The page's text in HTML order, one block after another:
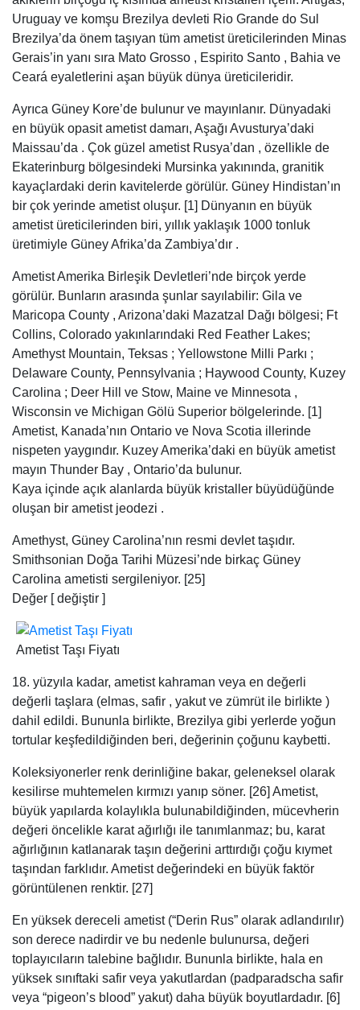
Uruguay ve komşu Brezilya devleti Rio Grande do Sul
Brezilya’da önem taşıyan tüm ametist üreticilerinden Minas
Gerais’in yanı sıra Mato Grosso , Espirito Santo , Bahia ve
Ceará eyaletlerini aşan büyük dünya üreticileridir.
Ayrıca Güney Kore’de bulunur ve mayınlanır. Dünyadaki
en büyük opasit ametist damarı, Aşağı Avusturya’daki
Maissau’da . Çok güzel ametist Rusya’dan , özellikle de
Ekaterinburg bölgesindeki Mursinka yakınında, granitik
kayaçlardaki derin kavitelerde görülür. Güney Hindistan’ın
bir çok yerinde ametist oluşur. [1] Dünyanın en büyük
ametist üreticilerinden biri, yıllık yaklaşık 1000 tonluk
üretimiyle Güney Afrika’da Zambiya’dır .
Ametist Amerika Birleşik Devletleri’nde birçok yerde
görülür. Bunların arasında şunlar sayılabilir: Gila ve
Maricopa County , Arizona’daki Mazatzal Dağı bölgesi; Ft
Collins, Colorado yakınlarındaki Red Feather Lakes;
Amethyst Mountain, Teksas ; Yellowstone Milli Parkı ;
Delaware County, Pennsylvania ; Haywood County, Kuzey
Carolina ; Deer Hill ve Stow, Maine ve Minnesota ,
Wisconsin ve Michigan Gölü Superior bölgelerinde. [1]
Ametist, Kanada’nın Ontario ve Nova Scotia illerinde
nispeten yaygındır. Kuzey Amerika’daki en büyük ametist
mayın Thunder Bay , Ontario’da bulunur.
Kaya içinde açık alanlarda büyük kristaller büyüdüğünde
oluşan bir ametist jeodezi .
Amethyst, Güney Carolina’nın resmi devlet taşıdır.
Smithsonian Doğa Tarihi Müzesi’nde birkaç Güney
Carolina ametisti sergileniyor. [25]
Değer [ değiştir ]
Ametist Taşı Fiyatı
18. yüzyıla kadar, ametist kahraman veya en değerli
değerli taşlara (elmas, safir , yakut ve zümrüt ile birlikte )
dahil edildi. Bununla birlikte, Brezilya gibi yerlerde yoğun
tortular keşfedildiğinden beri, değerinin çoğunu kaybetti.
Koleksiyonerler renk derinliğine bakar, geleneksel olarak
kesilirse muhtemelen kırmızı yanıp söner. [26] Ametist,
büyük yapılarda kolaylıkla bulunabildiğinden, mücevherin
değeri öncelikle karat ağırlığı ile tanımlanmaz; bu, karat
ağırlığının katlanarak taşın değerini arttırdığı çoğu kıymet
taşından farklıdır. Ametist değerindeki en büyük faktör
görüntülenen renktir. [27]
En yüksek dereceli ametist (“Derin Rus” olarak adlandırılır)
son derece nadirdir ve bu nedenle bulunursa, değeri
toplayıcıların talebine bağlıdır. Bununla birlikte, hala en
yüksek sınıftaki safir veya yakutlardan (padparadscha safir
veya “pigeon’s blood” yakut) daha büyük boyutlardadır. [6]